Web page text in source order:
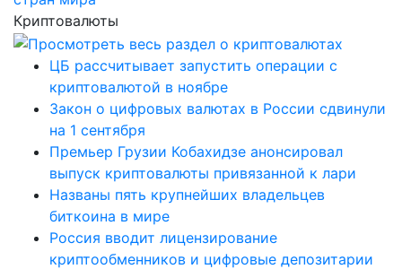
Криптовалюты
ЦБ рассчитывает запустить операции с
криптовалютой в ноябре
Закон о цифровых валютах в России сдвинули
на 1 сентября
Премьер Грузии Кобахидзе анонсировал
выпуск криптовалюты привязанной к лари
Названы пять крупнейших владельцев
биткоина в мире
Россия вводит лицензирование
криптообменников и цифровые депозитарии